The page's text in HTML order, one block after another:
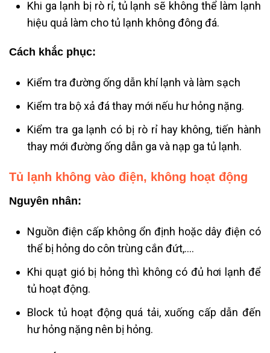
Khi ga lạnh bị rò rỉ, tủ lạnh sẽ không thể làm lạnh
hiệu quả làm cho tủ lạnh không đông đá.
Cách khắc phục:
Kiểm tra đường ống dẫn khí lạnh và làm sạch
Kiểm tra bộ xả đá thay mới nếu hư hỏng nặng.
Kiểm tra ga lạnh có bị rò rỉ hay không, tiến hành
thay mới đường ống dẫn ga và nạp ga tủ lạnh.
Tủ lạnh không vào điện, không hoạt động
Nguyên nhân:
Nguồn điện cấp không ổn định hoặc dây điện có
thể bị hỏng do côn trùng cắn đứt,….
Khi quạt gió bị hỏng thì không có đủ hơi lạnh để
tủ hoạt động.
Block tủ hoạt động quá tải, xuống cấp dẫn đến
hư hỏng nặng nên bị hỏng.